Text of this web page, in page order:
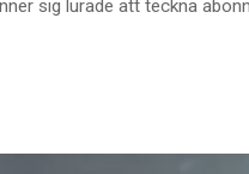
sig lurade att teckna